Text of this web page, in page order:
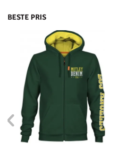
BESTE PRIS